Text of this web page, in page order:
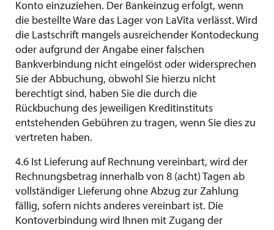
Konto einzuziehen. Der Bankeinzug erfolgt, wenn
die bestellte Ware das Lager von LaVita verlässt. Wird
die Lastschrift mangels ausreichender Kontodeckung
oder aufgrund der Angabe einer falschen
Bankverbindung nicht eingelöst oder widersprechen
Sie der Abbuchung, obwohl Sie hierzu nicht
berechtigt sind, haben Sie die durch die
Rückbuchung des jeweiligen Kreditinstituts
entstehenden Gebühren zu tragen, wenn Sie dies zu
vertreten haben.
4.6 Ist Lieferung auf Rechnung vereinbart, wird der
Rechnungsbetrag innerhalb von 8 (acht) Tagen ab
vollständiger Lieferung ohne Abzug zur Zahlung
fällig, sofern nichts anderes vereinbart ist. Die
Kontoverbindung wird Ihnen mit Zugang der